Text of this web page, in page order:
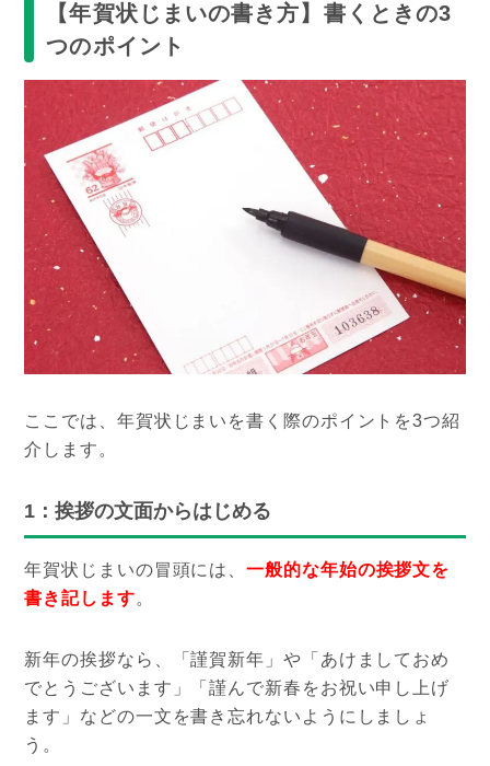
【年賀状じまいの書き方】書くときの3
つのポイント
ここでは、年賀状じまいを書く際のポイントを3つ紹
介します。
1：挨拶の文面からはじめる
年賀状じまいの冒頭には、一般的な年始の挨拶文を
書き記します。
新年の挨拶なら、「謹賀新年」や「あけましておめ
でとうございます」「謹んで新春をお祝い申し上げ
ます」などの一文を書き忘れないようにしましょ
う。